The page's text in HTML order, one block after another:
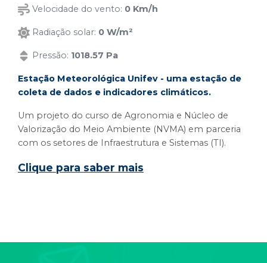
Velocidade do vento: 0 Km/h
Radiação solar: 0 W/m²
Pressão: 1018.57 Pa
Estação Meteorológica Unifev - uma estação de
coleta de dados e indicadores climáticos.
Um projeto do curso de Agronomia e Núcleo de
Valorização do Meio Ambiente (NVMA) em parceria
com os setores de Infraestrutura e Sistemas (TI).
Clique para saber mais